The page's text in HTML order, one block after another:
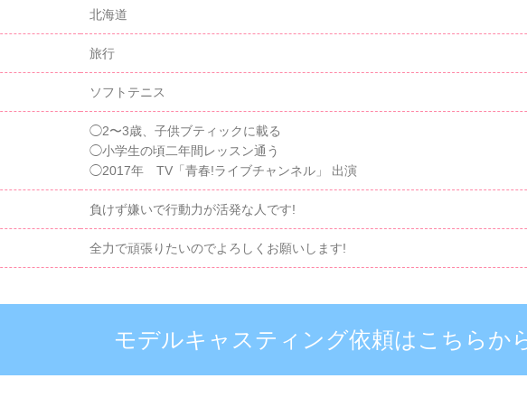
北海道
旅行
ソフトテニス
◯2〜3歳、子供ブティックに載る
◯小学生の頃二年間レッスン通う
◯2017年 TV「青春!ライブチャンネル」 出演
負けず嫌いで行動力が活発な人です!
全力で頑張りたいのでよろしくお願いします!
モデルキャスティング依頼はこちらか